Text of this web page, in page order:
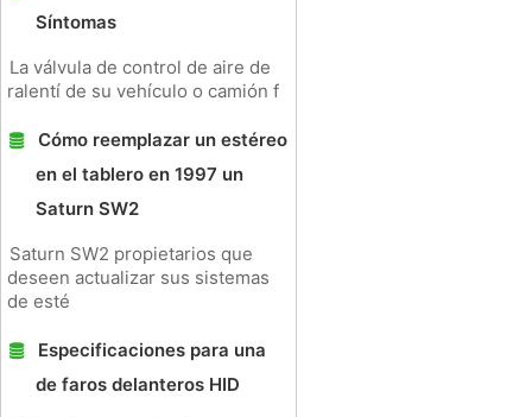
Síntomas
La válvula de control de aire de
ralentí de su vehículo o camión f
Cómo reemplazar un estéreo
en el tablero en 1997 un
Saturn SW2
Saturn SW2 propietarios que
deseen actualizar sus sistemas
de esté
Especificaciones para una
de faros delanteros HID